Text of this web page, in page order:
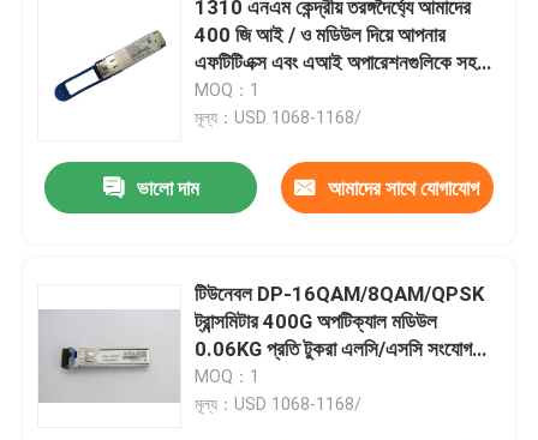
সিসকো এসএফপি মডিউল
40G QSFP+ ট্রান্সসিভার
SFP অপটিক্যাল ট্রান্সসিভার
ডিএসি/এওসি অপটিক্যাল ক্যাবল
1310 এনএম কেন্দ্রীয় তরঙ্গদৈর্ঘ্যে আমাদের
400 জি আই / ও মডিউল দিয়ে আপনার
এফটিটিএক্স এবং এআই অপারেশনগুলিকে সহজ
করুন
MOQ：1
মূল্য：USD 1068-1168/
ভালো দাম আমাদের সাথে যোগাযোগ
টিউনেবল DP-16QAM/8QAM/QPSK
ট্রান্সমিটার 400G অপটিক্যাল মডিউল
0.06KG প্রতি টুকরা এলসি/এসসি সংযোগকারী
প্রকার
MOQ：1
মূল্য：USD 1068-1168/